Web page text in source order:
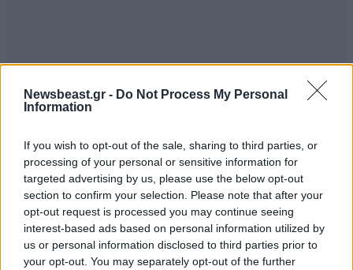
Newsbeast.gr - Do Not Process My Personal
Information
If you wish to opt-out of the sale, sharing to third parties, or
processing of your personal or sensitive information for
targeted advertising by us, please use the below opt-out
section to confirm your selection. Please note that after your
opt-out request is processed you may continue seeing
interest-based ads based on personal information utilized by
us or personal information disclosed to third parties prior to
your opt-out. You may separately opt-out of the further